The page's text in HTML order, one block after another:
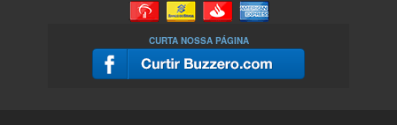
CURTA NOSSA PÁGINA